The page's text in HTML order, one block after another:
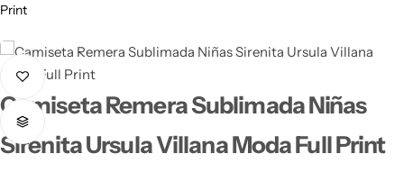
Print
Camiseta Remera Sublimada Niñas
Sirenita Ursula Villana Moda Full Print